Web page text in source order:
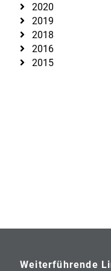
2020
2019
2018
2016
2015
Weiterführende